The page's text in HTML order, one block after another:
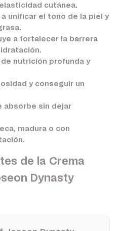
cutánea.
a unificar el tono de la piel y
a fortalecer la barrera
nutrición profunda y
y conseguir un
absorbe sin dejar
madura o con
de la Crema
Dynasty